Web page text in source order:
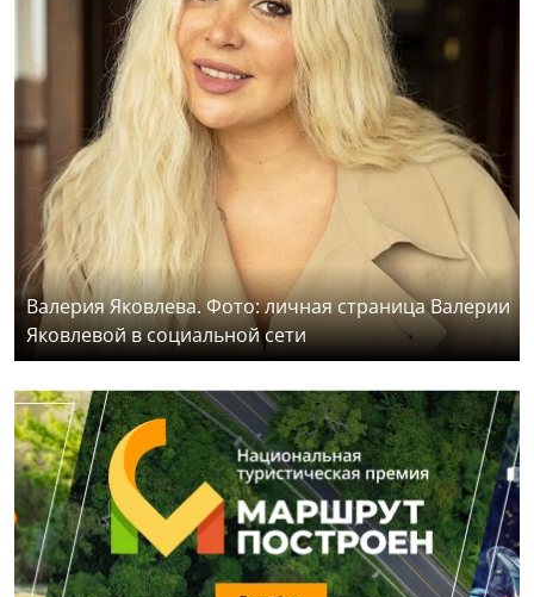
Валерия Яковлева. Фото: личная страница Валерии
Яковлевой в социальной сети